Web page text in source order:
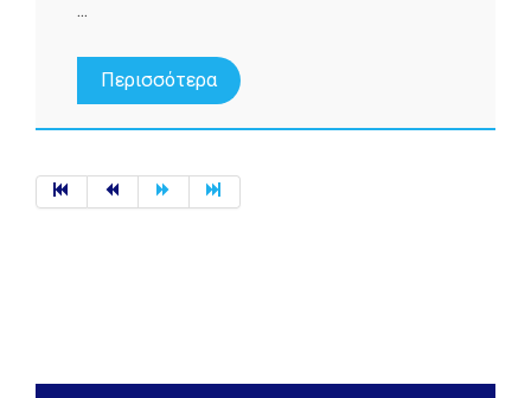
...
Περισσότερα